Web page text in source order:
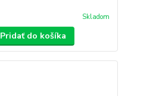
Skladom
Pridať do košíka